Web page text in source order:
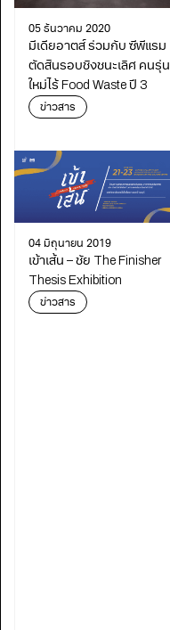
05 ธันวาคม 2020
มีเดียอาตส์ ร่วมกับ ซีพีแรม
ตัดสินรอบชิงชนะเลิศ คนรุ่น
ใหม่ไร้ Food Waste ปี 3
ข่าวสาร
04 มิถุนายน 2019
เข้าเส้น – ชัย The Finisher
Thesis Exhibition
ข่าวสาร